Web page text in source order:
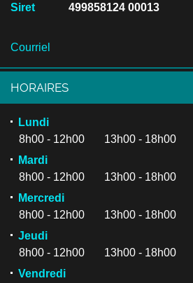
Siret
499858124 00013
Courriel
HORAIRES
Lundi
8h00 - 12h00 13h00 - 18h00
Mardi
8h00 - 12h00 13h00 - 18h00
Mercredi
8h00 - 12h00 13h00 - 18h00
Jeudi
8h00 - 12h00 13h00 - 18h00
Vendredi